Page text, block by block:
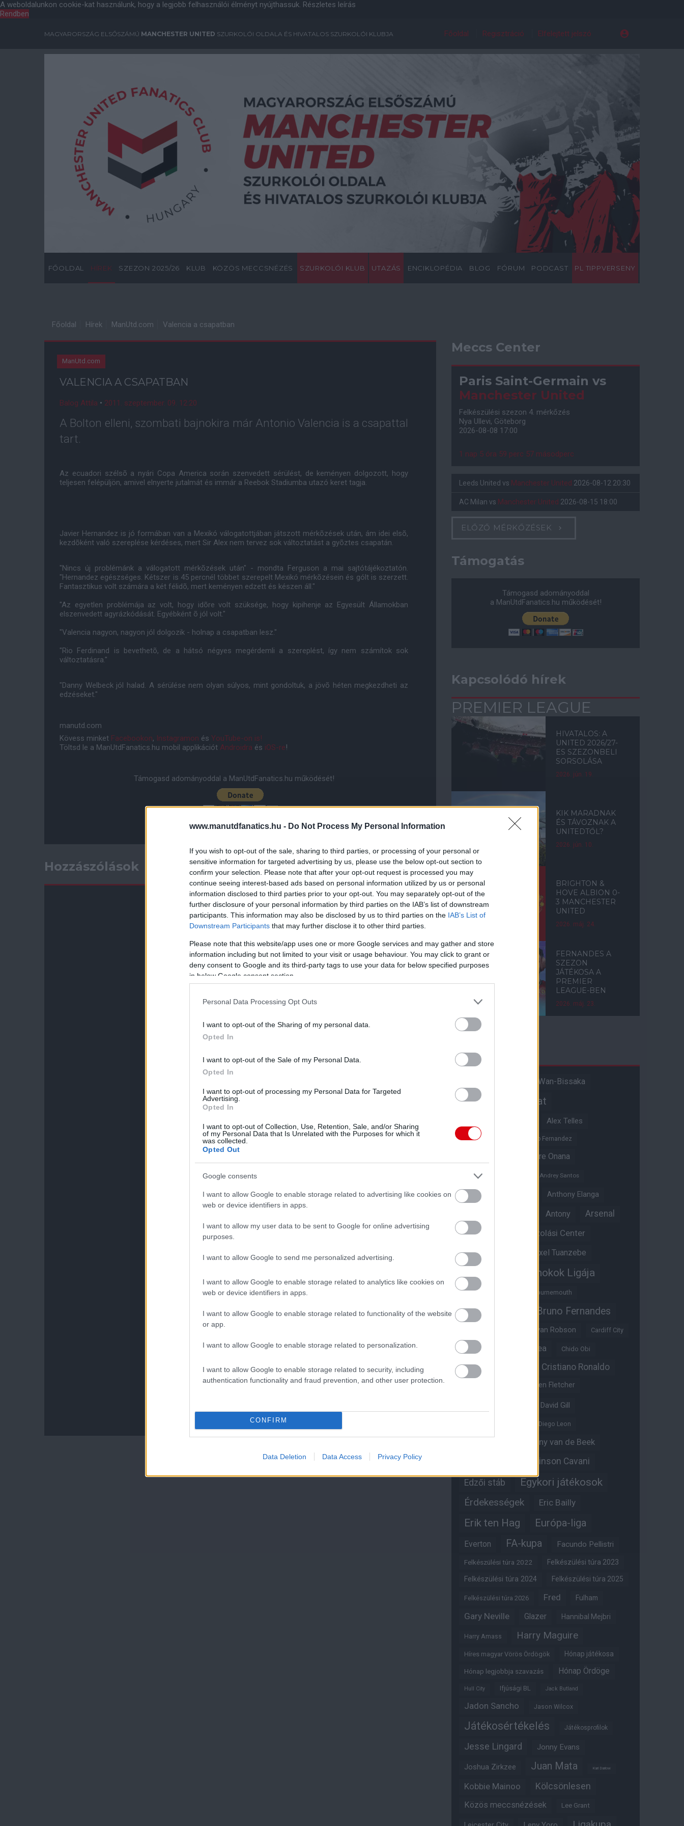
A weboldalunkon cookie-kat használunk, hogy a legjobb felhasználói élményt nyújthassuk. Részletes leírás
Rendben
www.manutdfanatics.hu - Do Not Process My Personal Information
If you wish to opt-out of the sale, sharing to third parties, or processing of your personal or
sensitive information for targeted advertising by us, please use the below opt-out section to
confirm your selection. Please note that after your opt-out request is processed you may
continue seeing interest-based ads based on personal information utilized by us or personal
information disclosed to third parties prior to your opt-out. You may separately opt-out of the
further disclosure of your personal information by third parties on the IAB’s list of downstream
participants. This information may also be disclosed by us to third parties on the IAB’s List of
Downstream Participants that may further disclose it to other third parties.
Please note that this website/app uses one or more Google services and may gather and store
information including but not limited to your visit or usage behaviour. You may click to grant or
deny consent to Google and its third-party tags to use your data for below specified purposes
in below Google consent section.
Personal Data Processing Opt Outs
I want to opt-out of the Sharing of my personal data.
Opted In
I want to opt-out of the Sale of my Personal Data.
Opted In
I want to opt-out of processing my Personal Data for Targeted
Advertising.
Opted In
I want to opt-out of Collection, Use, Retention, Sale, and/or Sharing
of my Personal Data that Is Unrelated with the Purposes for which it
was collected.
Opted Out
Google consents
I want to allow Google to enable storage related to advertising like cookies on
web or device identifiers in apps.
I want to allow my user data to be sent to Google for online advertising
purposes.
I want to allow Google to send me personalized advertising.
I want to allow Google to enable storage related to analytics like cookies on
web or device identifiers in apps.
I want to allow Google to enable storage related to functionality of the website
or app.
I want to allow Google to enable storage related to personalization.
I want to allow Google to enable storage related to security, including
authentication functionality and fraud prevention, and other user protection.
CONFIRM
Data Deletion Data Access Privacy Policy
MAGYARORSZÁG ELSŐSZÁMÚ MANCHESTER UNITED SZURKOLÓI OLDALA ÉS HIVATALOS SZURKOLÓI KLUBJA Főoldal Regisztráció Elfelejtett jelszó
FŐOLDAL HÍREK SZEZON 2025/26 KLUB KÖZÖS MECCSNÉZÉS SZURKOLÓI KLUB UTAZÁS ENCIKLOPÉDIA BLOG FÓRUM PODCAST PL TIPPVERSENY
Főoldal Hírek ManUtd.com Valencia a csapatban
ManUtd.com
VALENCIA A CSAPATBAN
Balog Attila • 2011. szeptember. 09. 12:20
A Bolton elleni, szombati bajnokira már Antonio Valencia is a csapattal
tart.
Az ecuadori szélsõ a nyári Copa America során szenvedett sérülést, de keményen dolgozott, hogy
teljesen felépüljön, amivel elnyerte jutalmát és immár a Reebok Stadiumba utazó keret tagja.
Javier Hernandez is jó formában van a Mexikó válogatottjában játszott mérkõzések után, ám idei elsõ,
kezdõként való szereplése kérdéses, mert Sir Alex nem tervez sok változtatást a gyõztes csapatán.
"Nincs új problémánk a válogatott mérkõzések után" - mondta Ferguson a mai sajtótájékoztatón.
"Hernandez egészséges. Kétszer is 45 percnél többet szerepelt Mexikó mérkõzésein és gólt is szerzett.
Fantasztikus volt számára a két félidõ, mert keményen edzett és készen áll."
"Az egyetlen problémája az volt, hogy idõre volt szüksége, hogy kipihenje az Egyesült Államokban
elszenvedett agyrázkódását. Egyébként õ jól volt."
"Valencia nagyon, nagyon jól dolgozik - holnap a csapatban lesz."
"Rio Ferdinand is bevethetõ, de a hátsó négyes megérdemli a szereplést, így nem számítok sok
változtatásra."
"Danny Welbeck jól halad. A sérülése nem olyan súlyos, mint gondoltuk, a jövõ héten megkezdheti az
edzéseket."
manutd.com
Kövess minket Facebookon, Instagramon és YouTube-on is!
Töltsd le a ManUtdFanatics.hu mobil applikációt Androidra és iOS-re!
Támogasd adományoddal a ManUtdFanatics.hu működését!
Hozzászólások
Meccs Center
Paris Saint-Germain vs
Manchester United
Felkészülési szezon 4. mérkőzés
Nya Ullevi, Göteborg
2026-08-08 17:00
1 nap 5 óra 59 perc 56 másodperc
Leeds United vs Manchester United 2026-08-12 20:30
AC Milan vs Manchester United 2026-08-15 18:00
ELŐZŐ MÉRKŐZÉSEK
Támogatás
Támogasd adományoddal
a ManUtdFanatics.hu működését!
Kapcsolódó hírek
PREMIER LEAGUE
HIVATALOS: A
UNITED 2026/27-
ES SZEZONBELI
SORSOLÁSA
2026. jún. 19.
KIK MARADNAK
ÉS TÁVOZNAK A
UNITEDTŐL?
2026. jún. 10.
BRIGHTON &
HOVE ALBION 0-
3 MANCHESTER
UNITED
2026. máj. 24.
FERNANDES A
SZEZON
JÁTÉKOSA A
PREMIER
LEAGUE-BEN
2026. máj. 23.
Aaron Wan-Bissaka
Akadémiai csapat
Alex Telles
Altay Bayindir Alvaro Fernandez
Andre Onana
Andreas Pereira
Andrey Santos
Angol válogatott Anthony Elanga
Antony Arsenal
Aston Villa Átigazolási Center
Átigazolások Axel Tuanzebe
Bajnokok Ligája
Benjamin Sesko Bournemouth
Brandon Williams Bruno Fernandes
Bryan Robson Cardiff City
Casemiro Chelsea Chido Obi
Christian Eriksen Cristiano Ronaldo
Darren Fletcher
David Gill
Diego Leon
Donny van de Beek
Edinson Cavani
Edzői stáb Egykori játékosok
Érdekességek Eric Bailly
Erik ten Hag Európa-liga
Everton FA-kupa Facundo Pellistri
Felkészülési túra 2022 Felkészülési túra 2023
Felkészülési túra 2024 Felkészülési túra 2025
Felkészülési túra 2026 Fred Fulham
Gary Neville Glazer Hannibal Mejbri
Harry Amass Harry Maguire
Híres magyar Vörös Ördögök Hónap játékosa
Hónap legjobbja szavazás Hónap Ördöge
Hull City Ifjúsági BL Jack Butland
Jadon Sancho Jason Wilcox
Játékosértékelés Játékosprofilok
Jesse Lingard Jonny Evans
Joshua Zirkzee Juan Mata Karl Darlow
Kobbie Mainoo Kölcsönlesen
Közös meccsnézések Lee Grant